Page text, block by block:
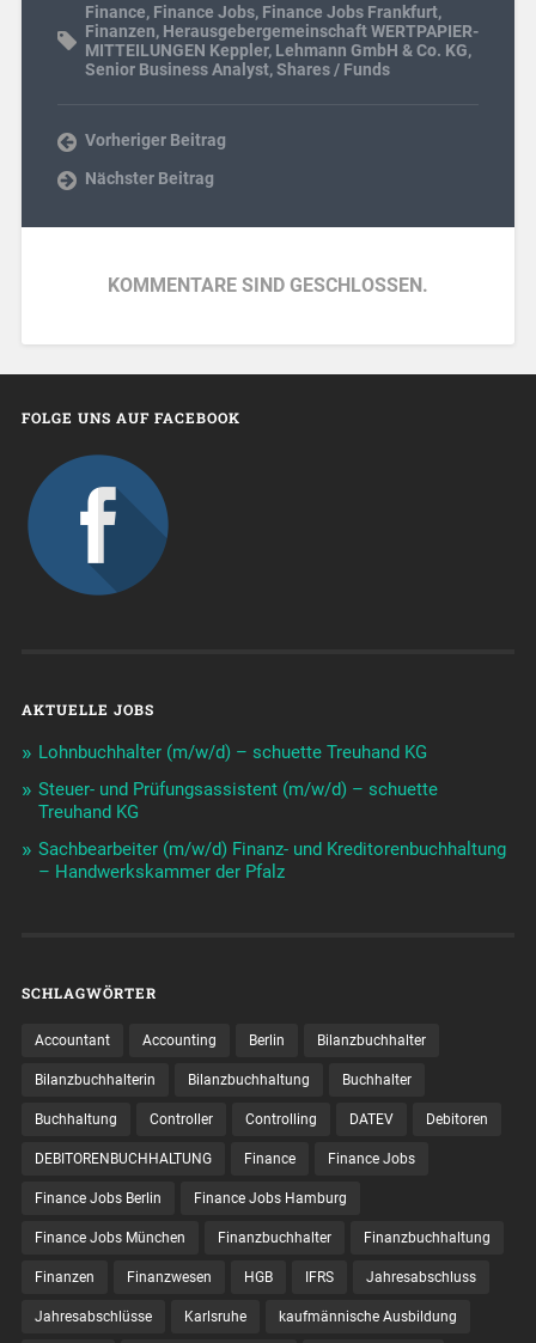
Finance, Finance Jobs, Finance Jobs Frankfurt,
Finanzen, Herausgebergemeinschaft WERTPAPIER-
MITTEILUNGEN Keppler, Lehmann GmbH & Co. KG,
Senior Business Analyst,Shares / Funds
Vorheriger Beitrag
Nächster Beitrag
KOMMENTARE SIND GESCHLOSSEN.
FOLGE UNS AUF FACEBOOK
AKTUELLE JOBS
Lohnbuchhalter (m/w/d) – schuette Treuhand KG
Steuer- und Prüfungsassistent (m/w/d) – schuette
Treuhand KG
Sachbearbeiter (m/w/d) Finanz- und Kreditorenbuchhaltung
– Handwerkskammer der Pfalz
SCHLAGWÖRTER
Accountant Accounting Berlin Bilanzbuchhalter
Bilanzbuchhalterin Bilanzbuchhaltung Buchhalter
Buchhaltung Controller Controlling DATEV Debitoren
DEBITORENBUCHHALTUNG Finance Finance Jobs
Finance Jobs Berlin Finance Jobs Hamburg
Finance Jobs München Finanzbuchhalter Finanzbuchhaltung
Finanzen Finanzwesen HGB IFRS Jahresabschluss
Jahresabschlüsse Karlsruhe kaufmännische Ausbildung